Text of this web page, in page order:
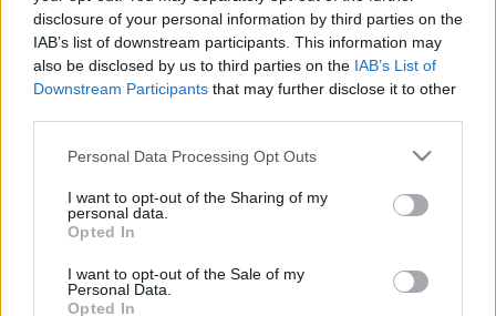
disclosure of your personal information by third parties on the
IAB’s list of downstream participants. This information may
also be disclosed by us to third parties on the IAB’s List of
Downstream Participants that may further disclose it to other
Please note that this website/app uses one or more Google
not limited to your visit or usage behaviour. You may click to
grant or deny consent to Google and its third-party tags to
use your data for below specified purposes in below Google
consent section.
Personal Data Processing Opt Outs
I want to opt-out of the Sharing of my
personal data.
Opted In
I want to opt-out of the Sale of my
Personal Data.
Opted In